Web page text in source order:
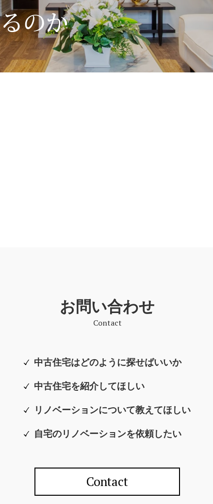
お問い合わせ
Contact
中古住宅はどのように探せばいいか
中古住宅を紹介してほしい
リノベーションについて教えてほしい
自宅のリノベーションを依頼したい
Contact